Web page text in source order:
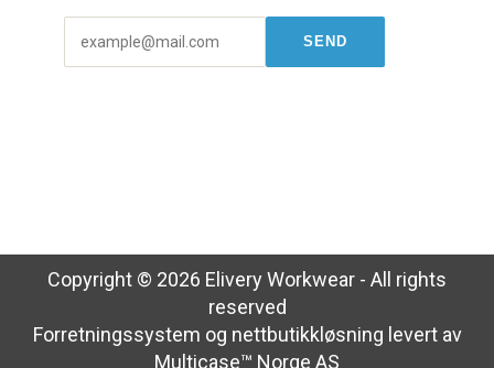
Copyright © 2026 Elivery Workwear - All rights
reserved
Forretningssystem og nettbutikkløsning levert av
Multicase™ Norge AS